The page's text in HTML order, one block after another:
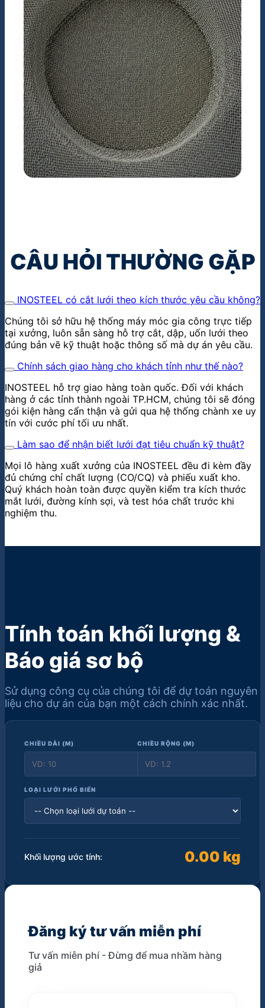
chất lượng cao
CÂU HỎI THƯỜNG GẶP
INOSTEEL có cắt lưới theo kích thước yêu cầu không?
Chúng tôi sở hữu hệ thống máy móc gia công trực tiếp
tại xưởng, luôn sẵn sàng hỗ trợ cắt, dập, uốn lưới theo
đúng bản vẽ kỹ thuật hoặc thông số mà dự án yêu cầu.
Chính sách giao hàng cho khách tỉnh như thế nào?
INOSTEEL hỗ trợ giao hàng toàn quốc. Đối với khách
hàng ở các tỉnh thành ngoài TP.HCM, chúng tôi sẽ đóng
gói kiện hàng cẩn thận và gửi qua hệ thống chành xe uy
tín với cước phí tối ưu nhất.
Làm sao để nhận biết lưới đạt tiêu chuẩn kỹ thuật?
Mọi lô hàng xuất xưởng của INOSTEEL đều đi kèm đầy
đủ chứng chỉ chất lượng (CO/CQ) và phiếu xuất kho.
Quý khách hoàn toàn được quyền kiểm tra kích thước
mắt lưới, đường kính sợi, và test hóa chất trước khi
nghiệm thu.
Tính toán khối lượng &
Báo giá sơ bộ
Sử dụng công cụ của chúng tôi để dự toán nguyên
liệu cho dự án của bạn một cách chính xác nhất.
CHIỀU DÀI (M) CHIỀU RỘNG (M)
LOẠI LƯỚI PHỔ BIẾN
Khối lượng ước tính: 0.00 kg
Đăng ký tư vấn miễn phí
Tư vấn miễn phí - Đừng để mua nhầm hàng
giả